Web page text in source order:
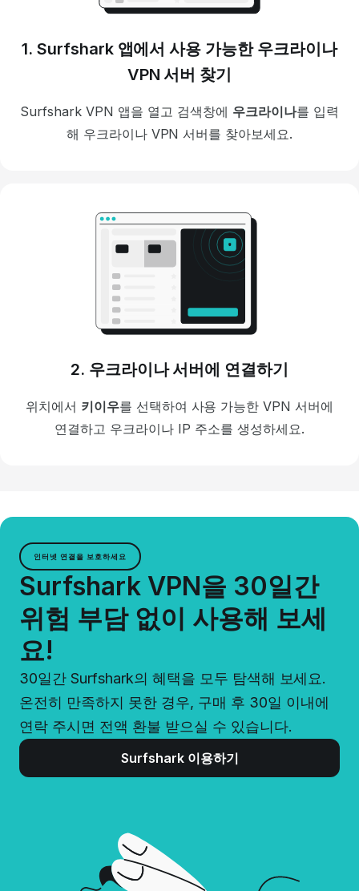
1. Surfshark 앱에서 사용 가능한 우크라이나
VPN 서버 찾기
Surfshark VPN 앱을 열고 검색창에 우크라이나를 입력
해 우크라이나 VPN 서버를 찾아보세요.
2. 우크라이나 서버에 연결하기
위치에서 키이우를 선택하여 사용 가능한 VPN 서버에
연결하고 우크라이나 IP 주소를 생성하세요.
인터넷 연결을 보호하세요
Surfshark VPN을 30일간
위험 부담 없이 사용해 보세
요!
30일간 Surfshark의 혜택을 모두 탐색해 보세요.
온전히 만족하지 못한 경우, 구매 후 30일 이내에
연락 주시면 전액 환불 받으실 수 있습니다.
Surfshark 이용하기